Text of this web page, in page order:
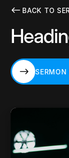
BACK TO
SERMON